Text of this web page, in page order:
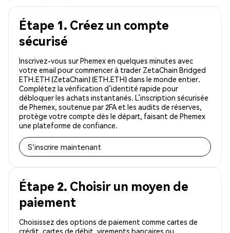
Étape 1. Créez un compte
sécurisé
Inscrivez-vous sur Phemex en quelques minutes avec
votre email pour commencer à trader ZetaChain Bridged
ETH.ETH (ZetaChain) (ETH.ETH) dans le monde entier.
Complétez la vérification d’identité rapide pour
débloquer les achats instantanés. L’inscription sécurisée
de Phemex, soutenue par 2FA et les audits de réserves,
protège votre compte dès le départ, faisant de Phemex
une plateforme de confiance.
S'inscrire maintenant
Étape 2. Choisir un moyen de
paiement
Choisissez des options de paiement comme cartes de
crédit, cartes de débit, virements bancaires ou